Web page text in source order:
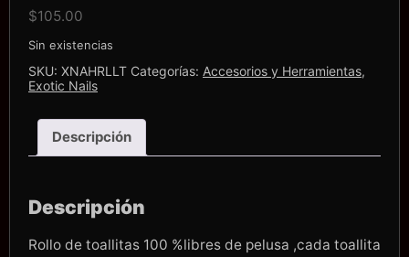
$105.00
Sin existencias
SKU: XNAHRLLT Categorías: Accesorios y Herramientas,
Exotic Nails
Descripción
Descripción
Rollo de toallitas 100 %libres de pelusa ,cada toallita